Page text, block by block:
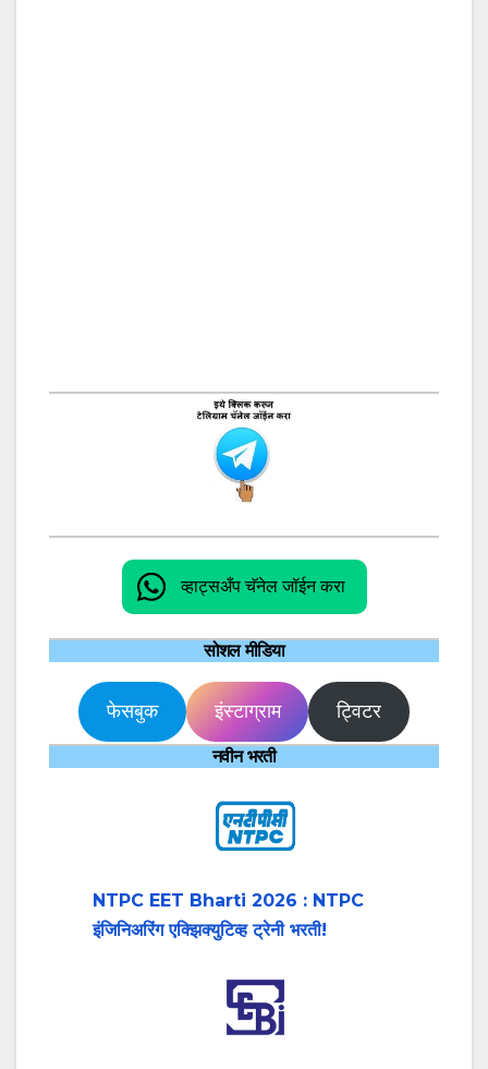
व्हाट्सअँप चॅनेल जॉईन करा
सोशल मीडिया
फेसबुक इंस्टाग्राम ट्विटर
नवीन भरती
NTPC EET Bharti 2026 : NTPC
इंजिनिअरिंग एक्झिक्युटिव्ह ट्रेनी भरती!